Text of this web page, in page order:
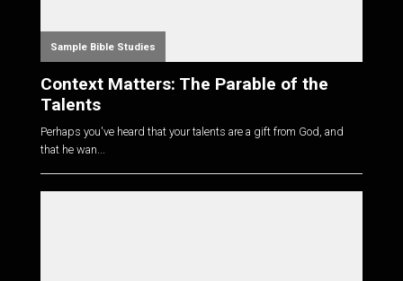
Sample Bible Studies
Context Matters: The Parable of the
Talents
Perhaps you've heard that your talents are a gift from God, and
that he wan...